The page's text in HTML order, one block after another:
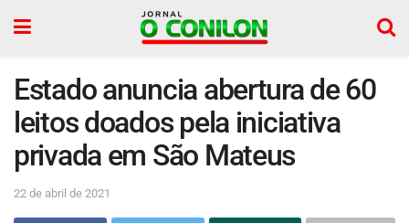
Estado anuncia abertura de 60
leitos doados pela iniciativa
privada em São Mateus
22 de abril de 2021